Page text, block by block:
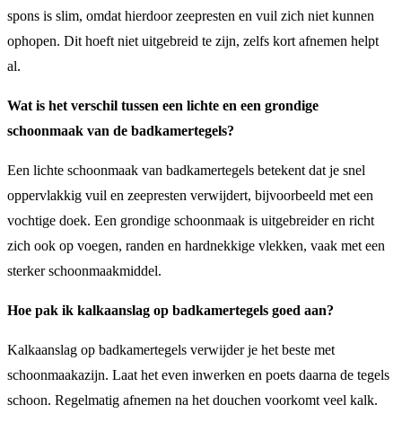
spons is slim, omdat hierdoor zeepresten en vuil zich niet kunnen
ophopen. Dit hoeft niet uitgebreid te zijn, zelfs kort afnemen helpt
al.
Wat is het verschil tussen een lichte en een grondige
schoonmaak van de badkamertegels?
Een lichte schoonmaak van badkamertegels betekent dat je snel
oppervlakkig vuil en zeepresten verwijdert, bijvoorbeeld met een
vochtige doek. Een grondige schoonmaak is uitgebreider en richt
zich ook op voegen, randen en hardnekkige vlekken, vaak met een
sterker schoonmaakmiddel.
Hoe pak ik kalkaanslag op badkamertegels goed aan?
Kalkaanslag op badkamertegels verwijder je het beste met
schoonmaakazijn. Laat het even inwerken en poets daarna de tegels
schoon. Regelmatig afnemen na het douchen voorkomt veel kalk.